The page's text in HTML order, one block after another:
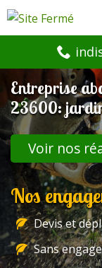
Entreprise
23600:
Voir nos
Nos
Devis et
Sans